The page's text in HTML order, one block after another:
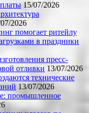
15/07/2026
2026
помогает ритейлу
в праздники
пресс-
отливки 13/07/2026
технические
13/07/2026
промышленное